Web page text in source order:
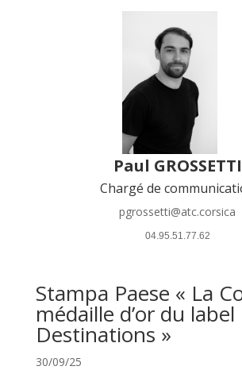
Paul GROSSETTI
Chargé de
pgrossetti@atc.corsica
04.95.51.77.62
Stampa Paese « La
médaille d’or du label
Destinations »
30/09/25